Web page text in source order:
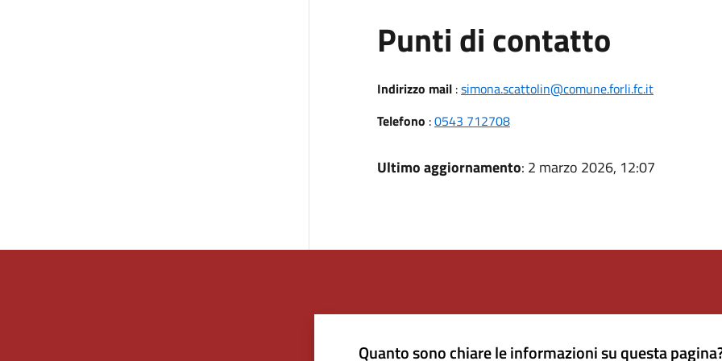
Punti di contatto
Indirizzo mail:simona.scattolin@comune.forli.fc.it
Telefono :0543 712708
Ultimo aggiornamento: 2 marzo 2026, 12:07
Quanto sono chiare le informazioni su questa